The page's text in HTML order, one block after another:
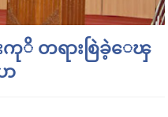
ကုိ တရားစြဲခဲ့ေၾ